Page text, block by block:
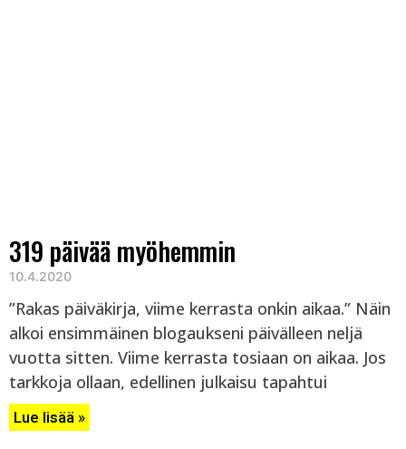
319 päivää myöhemmin
10.4.2020
”Rakas päiväkirja, viime kerrasta onkin aikaa.” Näin
alkoi ensimmäinen blogaukseni päivälleen neljä
vuotta sitten. Viime kerrasta tosiaan on aikaa. Jos
tarkkoja ollaan, edellinen julkaisu tapahtui
Lue lisää »